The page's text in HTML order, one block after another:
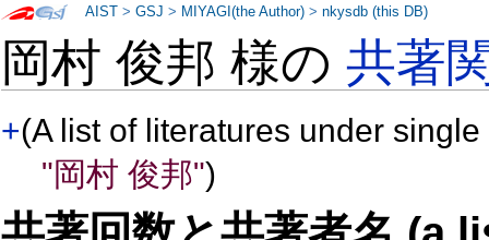
岡村 俊邦 様の共著
+(A list of literatures under
"岡村 俊邦")
AIST >GSJ > MIYAGI(the Author) >nkysdb (this DB)